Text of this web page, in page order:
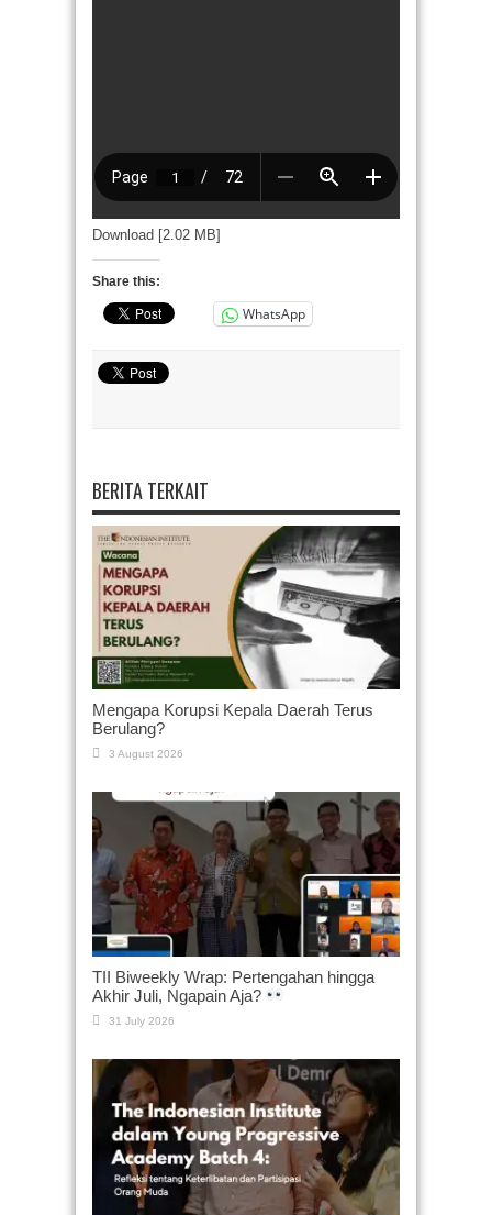
Download [2.02 MB]
Share this:
WhatsApp
BERITA TERKAIT
Mengapa Korupsi Kepala Daerah Terus
Berulang?
3 August 2026
TII Biweekly Wrap: Pertengahan hingga
Akhir Juli, Ngapain Aja?
31 July 2026